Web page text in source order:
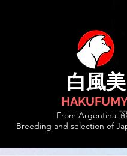
白風美
From Argentina
Breeding and selection of